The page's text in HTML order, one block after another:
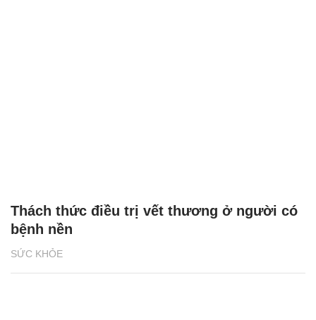
SỨC KHỎE
Thách thức điều trị vết thương ở người có
bệnh nền